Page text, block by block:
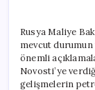
Rusya Maliye
mevcut
önemli
Novosti’ye
gelişmelerin